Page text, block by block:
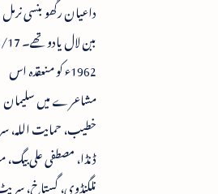
داعیان رگھو بنسی
ببن
1962ء کو منعقدہ اس
مشاعرے میں سلیمان
خطیب، حمایت اللہ،
ڈنڈا، مصطفی علی بیگ،
نلگنڈوی، گستاخ،